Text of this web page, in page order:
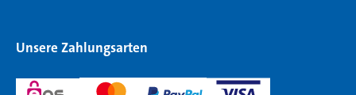
Unsere Zahlungsarten